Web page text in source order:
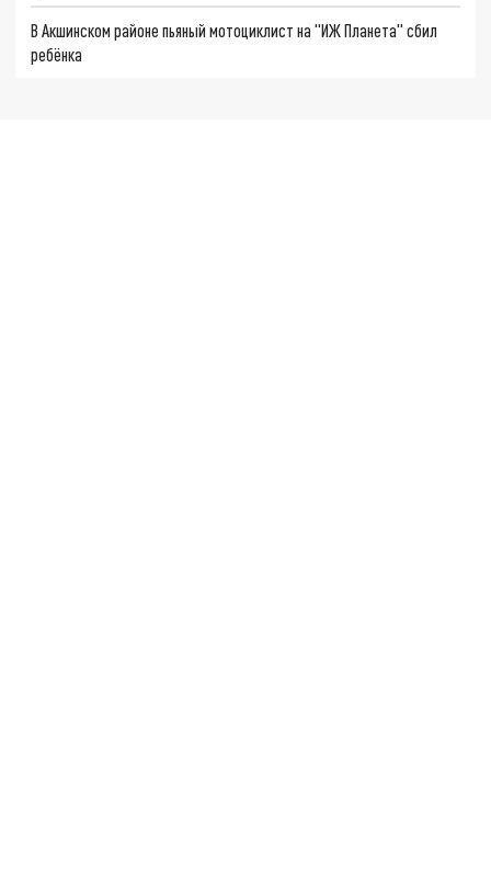
В Акшинском районе пьяный мотоциклист на "ИЖ Планета" сбил
ребёнка